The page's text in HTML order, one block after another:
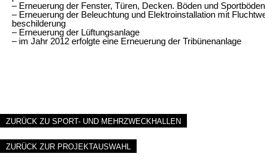
– Erneuerung der Fenster, Türen, Decken. Böden und Sportböden
– Erneuerung der Beleuchtung und Elektroinstallation mit
beschilderung
– Erneuerung der Lüftungsanlage
– im Jahr 2012 erfolgte eine Erneuerung der Tribünenanlage
ZURÜCK ZU SPORT- UND MEHRZWECKHALLEN
ZURÜCK ZUR PROJEKTAUSWAHL